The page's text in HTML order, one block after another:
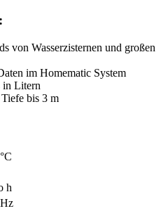
von Wasserzisternen und großen
im Homematic System
in Litern
bis 3 m
h